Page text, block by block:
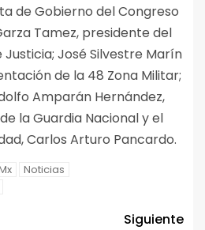
de Gobierno del Congreso
Tamez, presidente del
José Silvestre Marín
de la 48 Zona Militar;
Amparán Hernández,
la Guardia Nacional y el
Carlos Arturo Pancardo.
Noticias
Siguiente